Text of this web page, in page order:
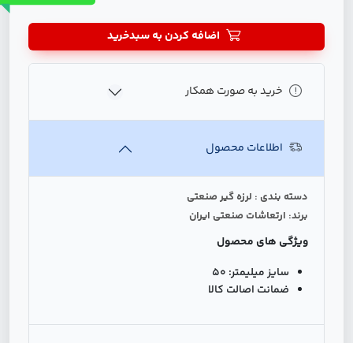
اضافه کردن به سبدخرید
خرید به صورت همکار
اطلاعات محصول
دسته بندی : لرزه گیر صنعتی
برند: ارتعاشات صنعتی ایران
ویژگی های محصول
سایز میلیمتر: 50
ضمانت اصالت کالا